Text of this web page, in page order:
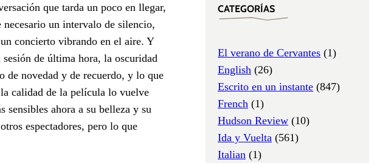
que tarda un poco en llegar,
necesario un intervalo de silencio,
concierto vibrando en el aire. Y
de última hora, la oscuridad
de novedad y de recuerdo, y lo que
calidad de la película lo vuelve
ahora a su belleza y su
espectadores, pero lo que
CATEGORÍAS
El verano de Cervantes (1)
English (26)
Escrito en un instante (847)
French (1)
Hudson Review (10)
Ida y Vuelta (561)
Italian (1)